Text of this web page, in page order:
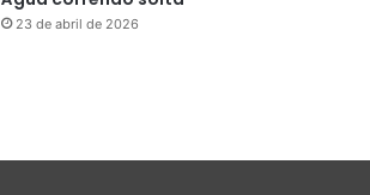
23 de abril de 2026